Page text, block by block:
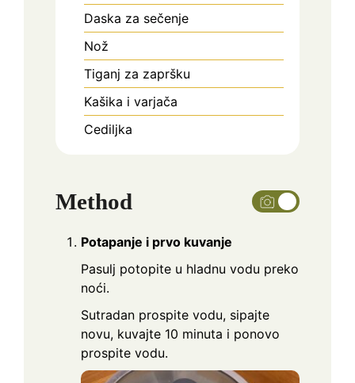
Daska za sečenje
Nož
Tiganj za zapršku
Kašika i varjača
Cediljka
Method
Potapanje i prvo kuvanje
Pasulj potopite u hladnu vodu preko
noći.
Sutradan prospite vodu, sipajte
novu, kuvajte 10 minuta i ponovo
prospite vodu.